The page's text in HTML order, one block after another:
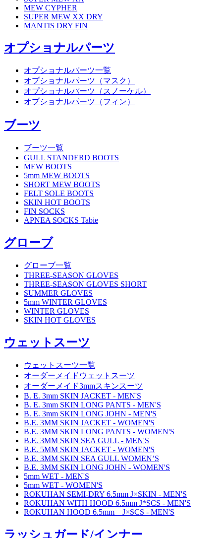
MEW CYPHER
SUPER MEW XX DRY
MANTIS DRY FIN
オプショナルパーツ
オプショナルパーツ一覧
オプショナルパーツ（マスク）
オプショナルパーツ（スノーケル）
オプショナルパーツ（フィン）
ブーツ
ブーツ一覧
GULL STANDERD BOOTS
MEW BOOTS
5mm MEW BOOTS
SHORT MEW BOOTS
FELT SOLE BOOTS
SKIN HOT BOOTS
FIN SOCKS
APNEA SOCKS Tabie
グローブ
グローブ一覧
THREE-SEASON GLOVES
THREE-SEASON GLOVES SHORT
SUMMER GLOVES
5mm WINTER GLOVES
WINTER GLOVES
SKIN HOT GLOVES
ウェットスーツ
ウェットスーツ一覧
オーダーメイドウェットスーツ
オーダーメイド3mmスキンスーツ
B. E. 3mm SKIN JACKET - MEN'S
B. E. 3mm SKIN LONG PANTS - MEN'S
B. E. 3mm SKIN LONG JOHN - MEN'S
B.E. 3MM SKIN JACKET - WOMEN'S
B.E. 3MM SKIN LONG PANTS - WOMEN'S
B.E. 3MM SKIN SEA GULL - MEN'S
B.E. 5MM SKIN JACKET - WOMEN'S
B.E. 3MM SKIN SEA GULL WOMEN’S
B.E. 3MM SKIN LONG JOHN - WOMEN'S
5mm WET - MEN'S
5mm WET - WOMEN'S
ROKUHAN SEMI-DRY 6.5mm J×SKIN - MEN'S
ROKUHAN WITH HOOD 6.5mm J*SCS - MEN'S
ROKUHAN HOOD 6.5mm J×SCS - MEN'S
ラッシュガード/インナー